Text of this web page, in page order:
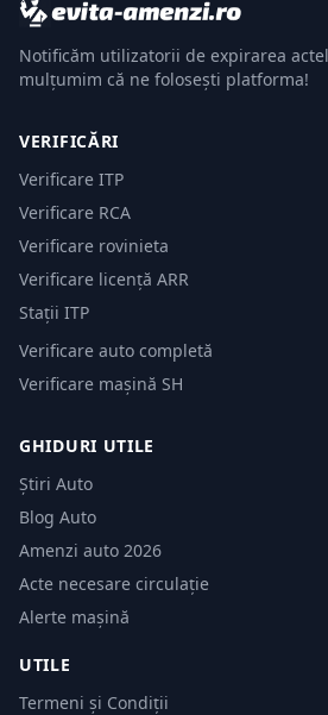
Notificăm utilizatorii de expirarea
mulțumim că ne folosești platforma!
VERIFICĂRI
Verificare ITP
Verificare RCA
Verificare rovinieta
Verificare licență ARR
Stații ITP
Verificare auto completă
Verificare mașină SH
GHIDURI UTILE
Știri Auto
Blog Auto
Amenzi auto 2026
Acte necesare circulație
Alerte mașină
UTILE
Termeni și Condiții